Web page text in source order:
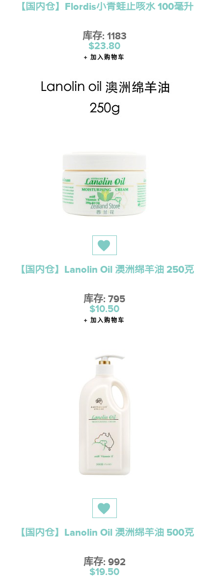
【国内仓】Flordis小青蛙止咳水 100毫升
库存: 1183
$23.80
加入购物车
【国内仓】Lanolin Oil 澳洲绵羊油 250克
库存: 795
$10.50
加入购物车
【国内仓】Lanolin Oil 澳洲绵羊油 500克
库存: 992
$19.50